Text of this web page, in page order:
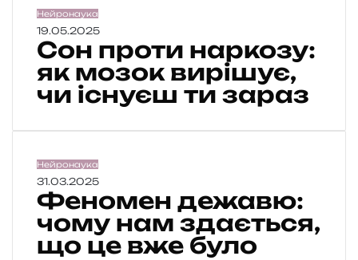
С
о
н
р
о
и
а
р
к
з
у
Нейронаука
19.05.2025
Сон проти наркозу:
як мозок вирішує,
чи існуєш ти зараз
Ф
е
н
м
е
Нейронаука
31.03.2025
Феномен дежавю:
чому нам здається,
що це вже було